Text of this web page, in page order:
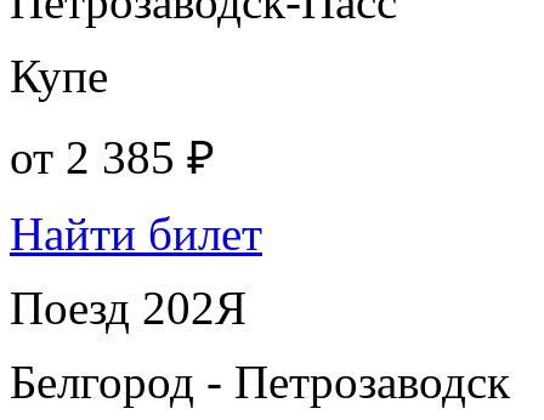
Купе
от 2 385 ₽
Найти билет
Поезд 202Я
Белгород - Петрозаводск